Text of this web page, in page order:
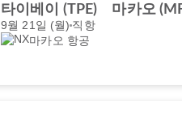
타이베이 (TPE) 마카오
9월 21일 (월) 직항
마카오 항공